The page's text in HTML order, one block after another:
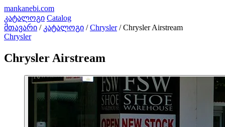
mankanebi.com
კატალოგი Catalog
მთავარი / კატალოგი / Chrysler / Chrysler Airstream
Chrysler
Chrysler Airstream